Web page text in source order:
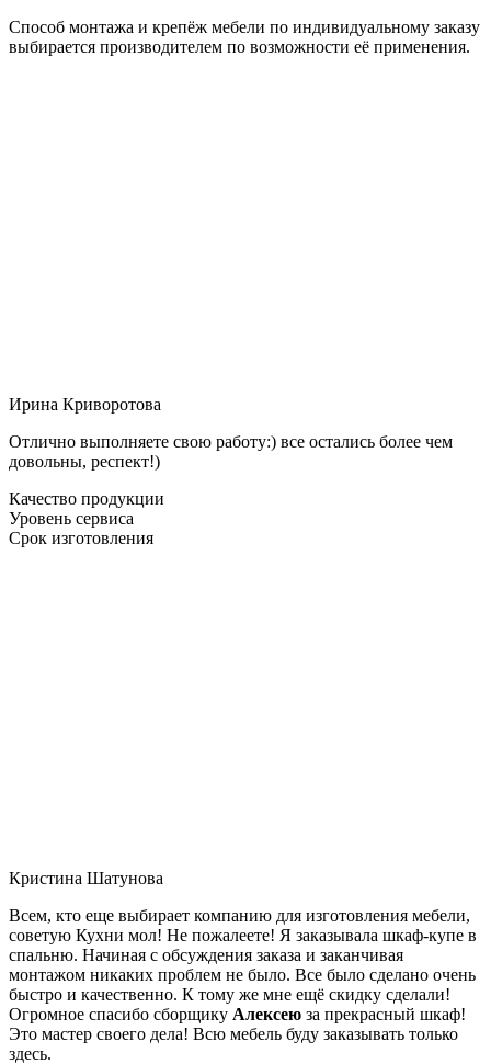
Способ монтажа и крепёж мебели по индивидуальному заказу
выбирается производителем по возможности её применения.
Ирина Криворотова
Отлично выполняете свою работу:) все остались более чем
довольны, респект!)
Качество продукции
Уровень сервиса
Срок изготовления
Кристина Шатунова
Всем, кто еще выбирает компанию для изготовления мебели,
советую Кухни мол! Не пожалеете! Я заказывала шкаф-купе в
спальню. Начиная с обсуждения заказа и заканчивая
монтажом никаких проблем не было. Все было сделано очень
быстро и качественно. К тому же мне ещё скидку сделали!
Огромное спасибо сборщику Алексею за прекрасный шкаф!
Это мастер своего дела! Всю мебель буду заказывать только
здесь.